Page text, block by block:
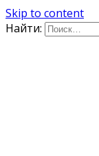
Skip to content
Найти: